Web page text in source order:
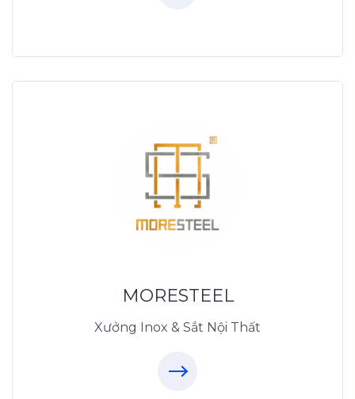
MORESTEEL
Xưởng Inox & Sắt Nội Thất
Xưởng Inox & Sắt -
MORESTEEL
0931318877